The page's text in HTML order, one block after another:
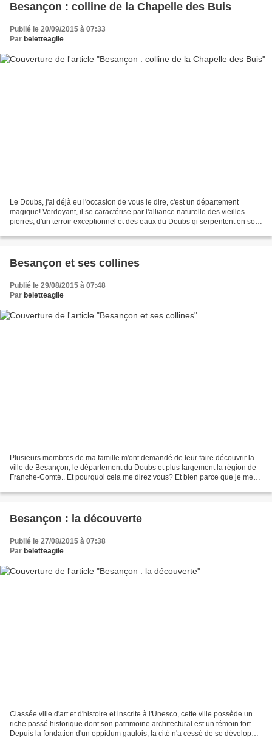
Besançon : colline de la Chapelle des Buis
Publié le 20/09/2015 à 07:33
Par beletteagile
Le Doubs, j'ai déjà eu l'occasion de vous le dire, c'est un département
magique! Verdoyant, il se caractérise par l'alliance naturelle des vieilles
pierres, d'un terroir exceptionnel et des eaux du Doubs qi serpentent en son
Besançon et ses collines
Publié le 29/08/2015 à 07:48
Par beletteagile
Plusieurs membres de ma famille m'ont demandé de leur faire découvrir la
ville de Besançon, le département du Doubs et plus largement la région de
Franche-Comté.. Et pourquoi cela me direz vous? Et bien parce que je me
Besançon : la découverte
Publié le 27/08/2015 à 07:38
Par beletteagile
Classée ville d'art et d'histoire et inscrite à l'Unesco, cette ville possède un
riche passé historique dont son patrimoine architectural est un témoin fort.
Depuis la fondation d'un oppidum gaulois, la cité n'a cessé de se développer